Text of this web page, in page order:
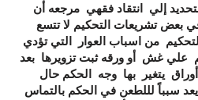
إلي انتقاد فقهي مرجعه أن
بعض تشريعات التحكيم لا تتسع
من اسباب العوار التي تؤدي
علي غش أو ورقه ثبت تزويرها بعد
يتغير بها وجه الحكم حال
سبباً لللطعن في الحكم بالتماس